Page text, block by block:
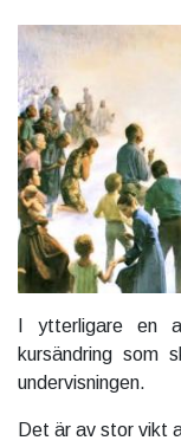
I ytterligare en
kursändring som
undervisningen.
Det är av stor vikt